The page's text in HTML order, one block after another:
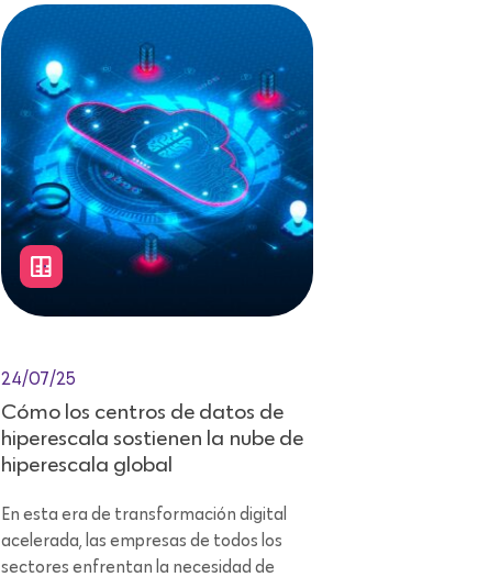
24/07/25
Cómo los centros de datos de
hiperescala sostienen la nube de
hiperescala global
En esta era de transformación digital
acelerada, las empresas de todos los
sectores enfrentan la necesidad de